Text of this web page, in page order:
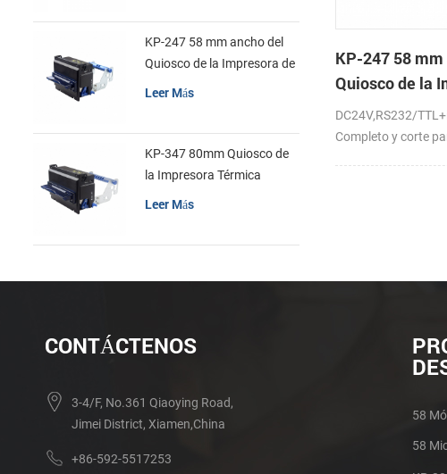
KP-247 58
Quiosco de la
de recibos
DC24V,RS232/
Completo y corte
KP-247 58 mm ancho del
Quiosco de la Impresora de
Leer Más
KP-347 80mm Quiosco de
la Impresora Térmica
Leer Más
CONTÁCTENOS
3-4/F, No.361 Qiaoying Road,
Jimei District, Xiamen,China
+86-592-5517253